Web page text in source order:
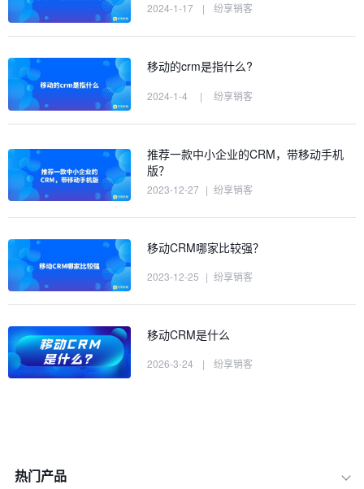
2024-1-17 | 纷享销客
移动的crm是指什么?
2024-1-4 | 纷享销客
推荐一款中小企业的CRM，带移动手机
版？
2023-12-27 | 纷享销客
移动CRM哪家比较强？
2023-12-25 | 纷享销客
移动CRM是什么
2026-3-24 | 纷享销客
热门产品